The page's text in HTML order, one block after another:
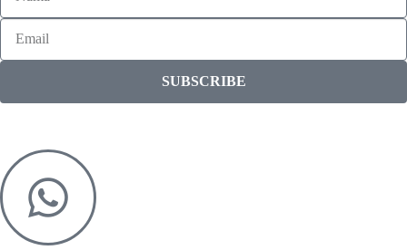
SUBSCRIBE